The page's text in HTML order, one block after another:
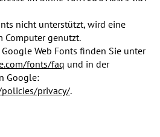
nicht unterstützt, wird eine
Computer genutzt.
Web Fonts finden Sie unter
fonts/faq und in der
Google:
privacy/.